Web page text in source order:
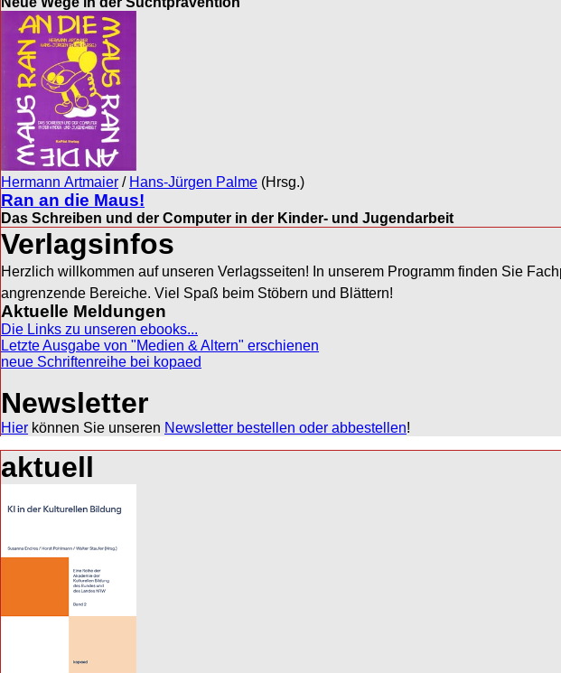
Hermann Artmaier / Hans-Jürgen Palme (Hrsg.)
Ran an die Maus!
Das Schreiben und der Computer in der Kinder- und Jugendarbeit
Verlagsinfos
Herzlich willkommen auf unseren Verlagsseiten! In unserem Programm finden Sie
angrenzende Bereiche. Viel Spaß beim Stöbern und Blättern!
Aktuelle Meldungen
Die Links zu unseren ebooks...
Letzte Ausgabe von "Medien & Altern" erschienen
neue Schriftenreihe bei kopaed
Newsletter
Hier können Sie unseren Newsletter bestellen oder abbestellen!
aktuell